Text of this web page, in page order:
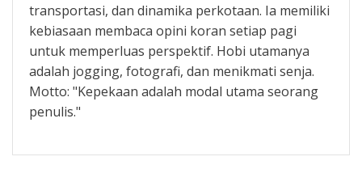
transportasi, dan dinamika perkotaan. Ia memiliki
kebiasaan membaca opini koran setiap pagi
untuk memperluas perspektif. Hobi utamanya
adalah jogging, fotografi, dan menikmati senja.
Motto: "Kepekaan adalah modal utama seorang
penulis."